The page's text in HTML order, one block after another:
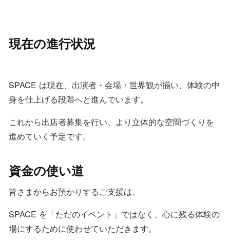
現在の進行状況
SPACE は現在、出演者・会場・世界観が揃い、体験の中
身を仕上げる段階へと進んでいます。
これから出店者募集を行い、より立体的な空間づくりを
進めていく予定です。
資金の使い道
皆さまからお預かりするご支援は、
SPACE を「ただのイベント」ではなく、心に残る体験の
場にするために使わせていただきます。